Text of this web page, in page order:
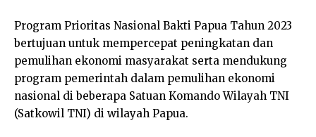
Program Prioritas Nasional Bakti Papua Tahun 2023
bertujuan untuk mempercepat peningkatan dan
pemulihan ekonomi masyarakat serta mendukung
program pemerintah dalam pemulihan ekonomi
nasional di beberapa Satuan Komando Wilayah TNI
(Satkowil TNI) di wilayah Papua.